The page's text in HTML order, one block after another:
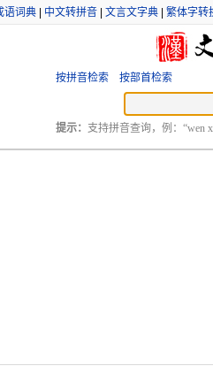
语词典 中文转拼音 文言文字典 繁体字转
按拼音检索 按部首检索
提示： 支持拼音查询，例：“wen